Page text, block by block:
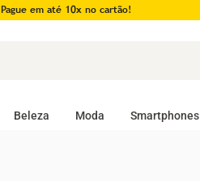
Pague em até 10x no cartão!
Beleza Moda Smartphones